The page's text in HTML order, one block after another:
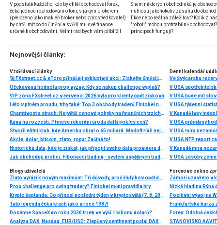
V podstatě každého, kdo by chtěl obchodovat forex,
čeká jednou rozhodování o tom, s jakým brokerem
(přeloženo jako makléř/broker nebo zprostředkovatel)
by chtěl mít co do činění a svěřil mu své finance
určené k obchodování. Velmi rád bych vám přiblížil
několik příkladů nejznámějších z nich.
Snem některých obchodníků je
nutnosti jakéhokoliv zásahu do
fikce nebo reálná záležitost? Kolik z
"roboti" mohou profitabilně
principech fungují?
Nejnovější články:
Vzdělávací články
🚀 FXstreet.cz & eToro přinášejí exkluzivní akci: Získejte 6měsíční členství ve VIP zóně ZDARMA
Očekávaná hodnota prop výzvy: Kdy se nákup challenge vyplatí?
VIP zóna FXstreet.cz v červenci 2026 byla pro klienty opět zisková
Léto v plném proudu, trhy také: Top 3 obchody traderů Fintokei na indexech a zlatě
Chamtivost a strach: Největší cenové pohyby na finančních trzích (červenec 2026)
Káva na rozcestí. Přinese rekordní úroda další pokles cen?
Stvořil elitní klub, kde Ameriku obral o 65 miliard. Madoff řídil největší Ponzi dějin
Akcie, dolar, bitcoin, zlato, ropa: Začíná to!
Historická data, kde je získat, jak připojit svého data providera do MultiCharts a proč je budeme potřebovat? (4. díl)
Jak obchodují profíci: Fibonacci trading - systém úspěšných traderů
Denní kalendář
Ve Švýcarsku
V USA
V USA bude mít
V USA týdenní
V Kanadě Ivey index
V USA průměrný
V USA míra
V USA NFP report
V Kanadě míra
V USA zásoby
Blogy uživatelů
Zlato vyráží k novým maximům: Tři důvody, proč žlutý kov opět dominuje
Prop challenge pro swing tradery? Fintokei mění pravidla hry
Krypto šeptanda: Co přinesl poslední týden v kryptosvětě (7. 8. 2026)
Tato legenda čeká krach jako v roce 1987!
Dosáhne SpaceX do roku 2030 tržeb ve výši 1 bilionu dolarů?
Analýza DAX, Nasdaq, EUR/USD: Zlepšený sentiment poslal DAX na nová maxima
Forexové online
Nízká hladina
Pozitivní vývoj na
Frankfurtská burza